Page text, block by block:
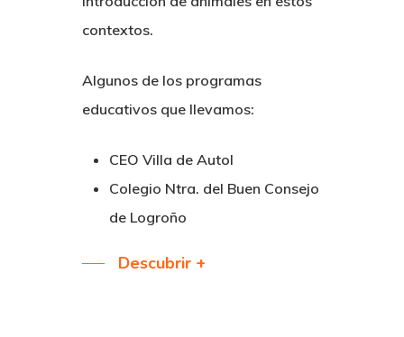
contextos.
Algunos de los programas
educativos que llevamos:
CEO Villa de Autol
Colegio Ntra. del Buen Consejo
de Logroño
Descubrir +